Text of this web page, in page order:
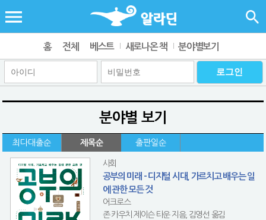
홈 전체 베스트 새로나온 책 분야별보기
분야별 보기
최다대출순 제목순 출판일순
사회
공부의 미래 - 디지털 시대, 가르치고 배우는 일
에 관한 모든 것
어크로스
존 카우치.제이슨 타운 지음, 김영선 옮김